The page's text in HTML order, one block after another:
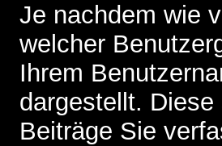
Je nachdem wie
welcher
Ihrem
dargestellt.
Beiträge Sie